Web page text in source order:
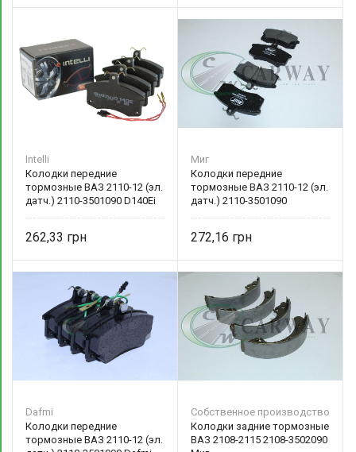
Intelli
Колодки передние
тормозные ВАЗ 2110-12 (эл.
датч.) 2110-3501090 D140Ei
262,33
Миг
Колодки передние
тормозные ВАЗ 2110-12 (эл.
датч.) 2110-3501090
272,16
Dafmi
Колодки передние
тормозные ВАЗ 2110-12 (эл.
Собственное производство
Колодки задние тормозные
ВАЗ 2108-2115 2108-3502090